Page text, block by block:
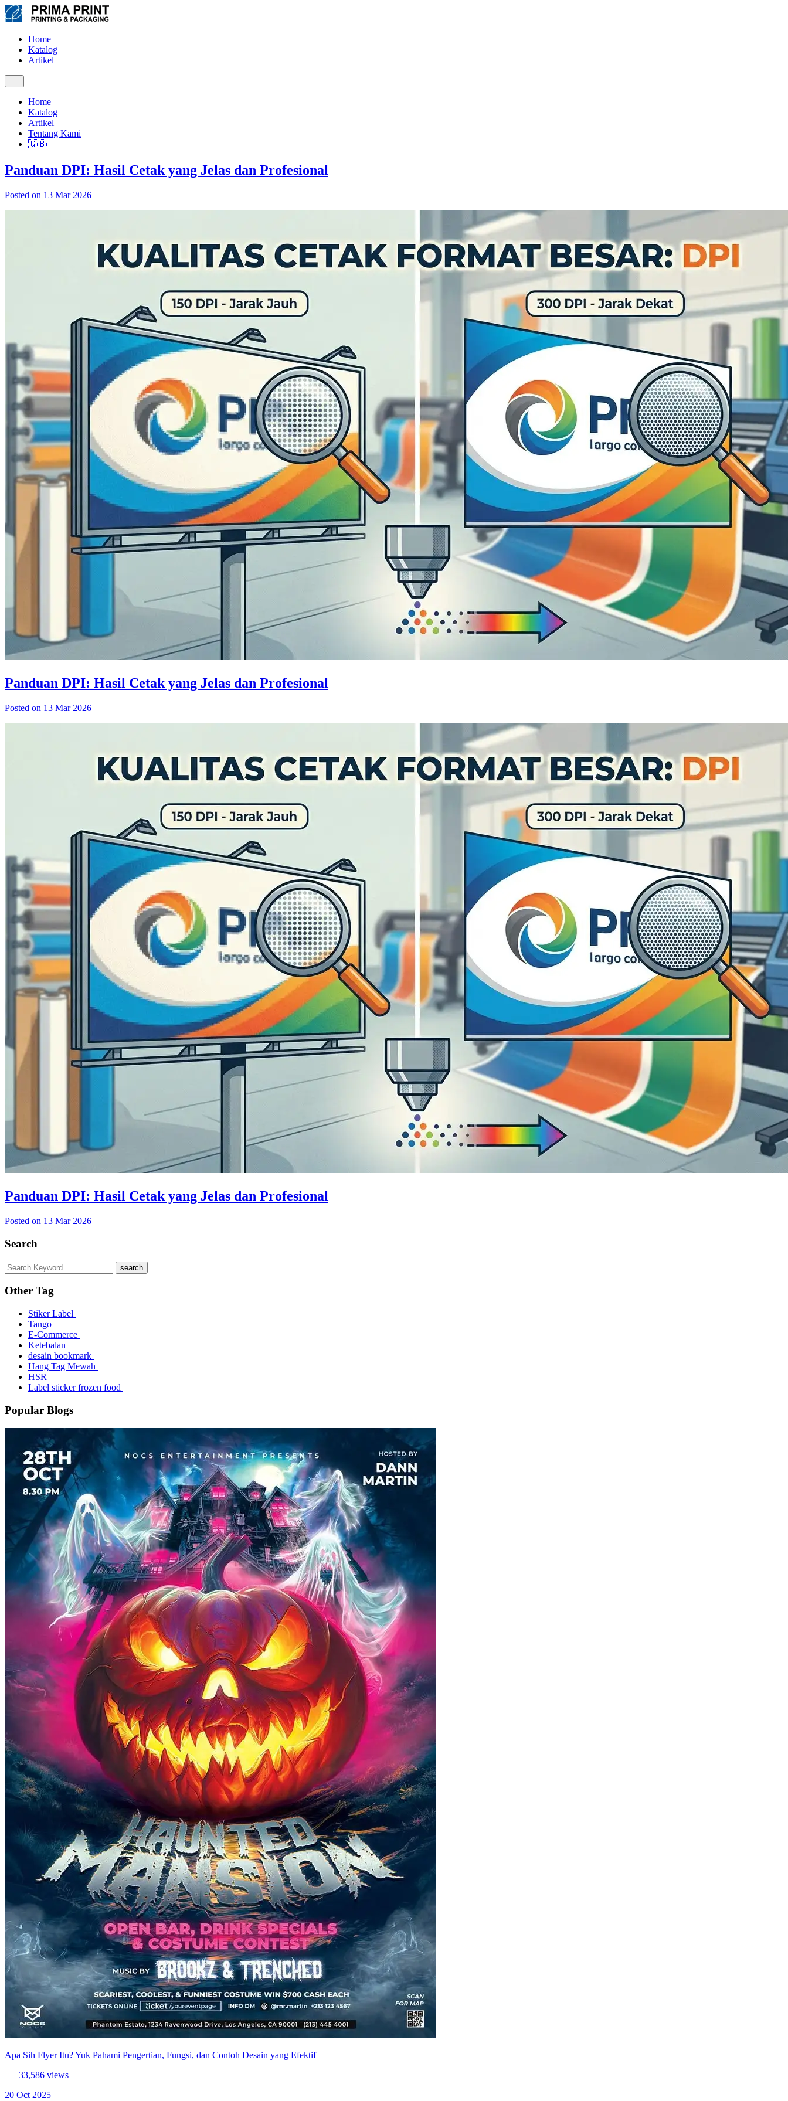
Home
Katalog
Artikel
Home
Katalog
Artikel
Tentang Kami
🇬🇧
Panduan DPI: Hasil Cetak yang Jelas dan Profesional
Posted on 13 Mar 2026
Panduan DPI: Hasil Cetak yang Jelas dan Profesional
Posted on 13 Mar 2026
Panduan DPI: Hasil Cetak yang Jelas dan Profesional
Posted on 13 Mar 2026
Search
search
Other Tag
Stiker Label
Tango
E-Commerce
Ketebalan
desain bookmark
Hang Tag Mewah
HSR
Label sticker frozen food
Popular Blogs
Apa Sih Flyer Itu? Yuk Pahami Pengertian, Fungsi, dan Contoh Desain yang Efektif
33,586 views
20 Oct 2025